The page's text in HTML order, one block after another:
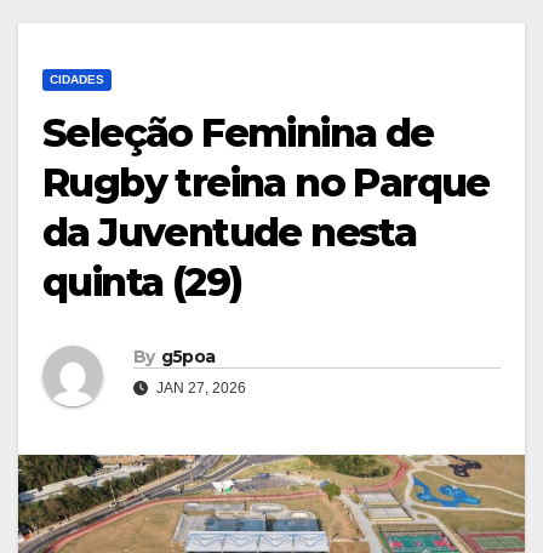
CIDADES
Seleção Feminina de
Rugby treina no Parque
da Juventude nesta
quinta (29)
By g5poa
JAN 27, 2026